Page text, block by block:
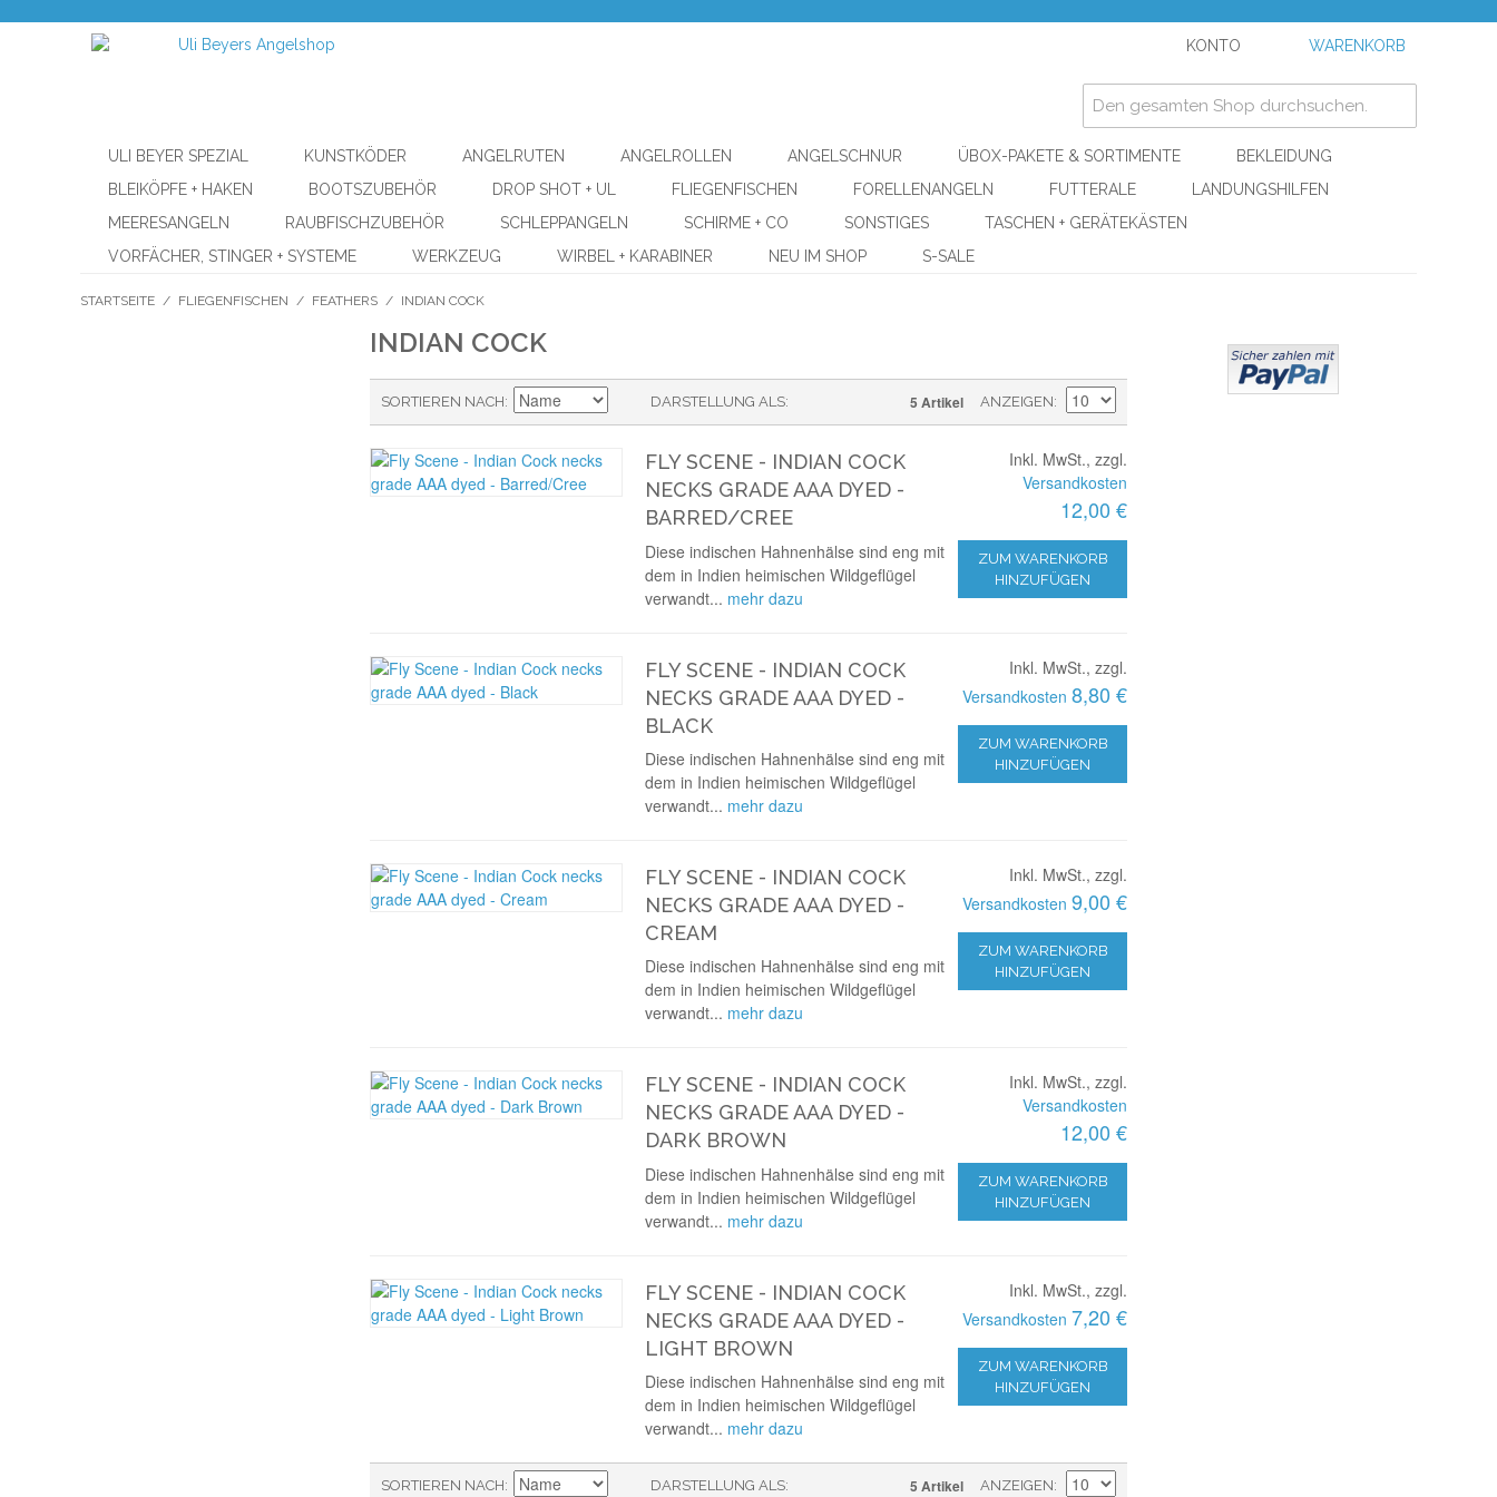
KONTO WARENKORB
ULI BEYER SPEZIAL KUNSTKÖDER ANGELRUTEN ANGELROLLEN ANGELSCHNUR ÜBOX-PAKETE & SORTIMENTE
BEKLEIDUNG
BLEIKÖPFE + HAKEN
BOOTSZUBEHÖR DROP SHOT + UL FLIEGENFISCHEN FORELLENANGELN FUTTERALE
LANDUNGSHILFEN
MEERESANGELN
RAUBFISCHZUBEHÖR SCHLEPPANGELN SCHIRME + CO SONSTIGES
TASCHEN + GERÄTEKÄSTEN
VORFÄCHER, STINGER + SYSTEME
WERKZEUG WIRBEL + KARABINER NEU IM SHOP S-SALE
STARTSEITE / FLIEGENFISCHEN / FEATHERS / INDIAN COCK
INDIAN COCK
DARSTELLUNG ALS
SORTIEREN NACH 5 Artikel ANZEIGEN
FLY SCENE - INDIAN COCK
NECKS GRADE AAA DYED -
BARRED/CREE
Inkl. MwSt., zzgl.
Versandkosten
12,00 €
ZUM WARENKORB
HINZUFÜGEN
Diese indischen Hahnenhälse sind eng mit
dem in Indien heimischen Wildgeflügel
verwandt... mehr dazu
FLY SCENE - INDIAN COCK
NECKS GRADE AAA DYED -
BLACK
Inkl. MwSt., zzgl.
Versandkosten 8,80 €
ZUM WARENKORB
HINZUFÜGEN
Diese indischen Hahnenhälse sind eng mit
dem in Indien heimischen Wildgeflügel
verwandt... mehr dazu
FLY SCENE - INDIAN COCK
NECKS GRADE AAA DYED -
CREAM
Inkl. MwSt., zzgl.
Versandkosten 9,00 €
ZUM WARENKORB
HINZUFÜGEN
Diese indischen Hahnenhälse sind eng mit
dem in Indien heimischen Wildgeflügel
verwandt... mehr dazu
FLY SCENE - INDIAN COCK
NECKS GRADE AAA DYED -
DARK BROWN
Inkl. MwSt., zzgl.
Versandkosten
12,00 €
ZUM WARENKORB
HINZUFÜGEN
Diese indischen Hahnenhälse sind eng mit
dem in Indien heimischen Wildgeflügel
verwandt... mehr dazu
FLY SCENE - INDIAN COCK
NECKS GRADE AAA DYED -
LIGHT BROWN
Inkl. MwSt., zzgl.
Versandkosten 7,20 €
ZUM WARENKORB
HINZUFÜGEN
Diese indischen Hahnenhälse sind eng mit
dem in Indien heimischen Wildgeflügel
verwandt... mehr dazu
DARSTELLUNG ALS
SORTIEREN NACH 5 Artikel ANZEIGEN